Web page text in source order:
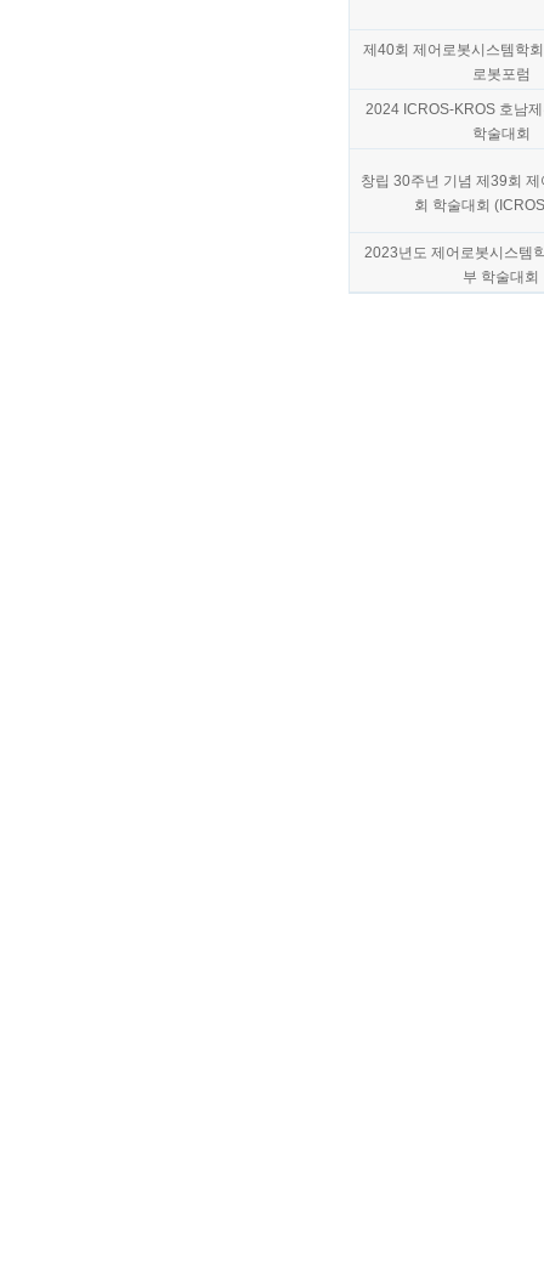
제40회 제어로봇시스템학
로봇포럼
2024 ICROS-KROS 호남
학술대회
창립 30주년 기념 제39회
회 학술대회
2023년도 제어로봇시스템
부 학술대회